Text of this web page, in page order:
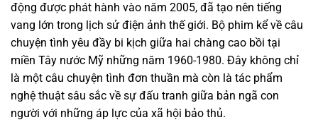
động được phát hành vào năm 2005, đã tạo nên tiếng
vang lớn trong lịch sử điện ảnh thế giới. Bộ phim kể về câu
chuyện tình yêu đầy bi kịch giữa hai chàng cao bồi tại
miền Tây nước Mỹ những năm 1960-1980. Đây không chỉ
là một câu chuyện tình đơn thuần mà còn là tác phẩm
nghệ thuật sâu sắc về sự đấu tranh giữa bản ngã con
người với những áp lực của xã hội bảo thủ.